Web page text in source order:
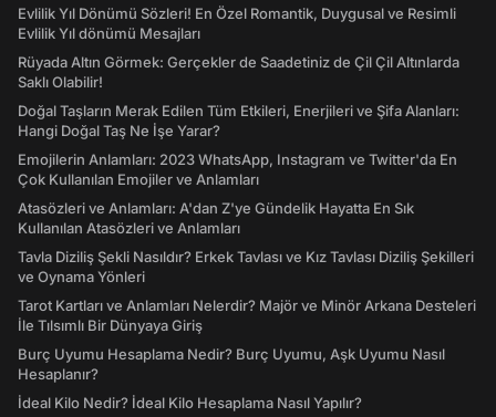
Evlilik Yıl Dönümü Sözleri! En Özel Romantik, Duygusal ve Resimli
Evlilik Yıl dönümü Mesajları
Rüyada Altın Görmek: Gerçekler de Saadetiniz de Çil Çil Altınlarda
Saklı Olabilir!
Doğal Taşların Merak Edilen Tüm Etkileri, Enerjileri ve Şifa Alanları:
Hangi Doğal Taş Ne İşe Yarar?
Emojilerin Anlamları: 2023 WhatsApp, Instagram ve Twitter'da En
Çok Kullanılan Emojiler ve Anlamları
Atasözleri ve Anlamları: A'dan Z'ye Gündelik Hayatta En Sık
Kullanılan Atasözleri ve Anlamları
Tavla Diziliş Şekli Nasıldır? Erkek Tavlası ve Kız Tavlası Diziliş Şekilleri
ve Oynama Yönleri
Tarot Kartları ve Anlamları Nelerdir? Majör ve Minör Arkana Desteleri
İle Tılsımlı Bir Dünyaya Giriş
Burç Uyumu Hesaplama Nedir? Burç Uyumu, Aşk Uyumu Nasıl
Hesaplanır?
İdeal Kilo Nedir? İdeal Kilo Hesaplama Nasıl Yapılır?